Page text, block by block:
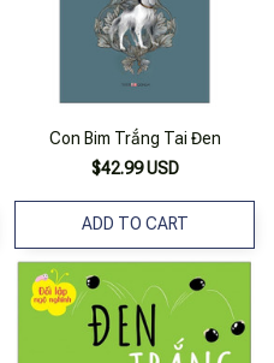
Con Bim Trắng Tai Đen
$42.99 USD
ADD TO CART